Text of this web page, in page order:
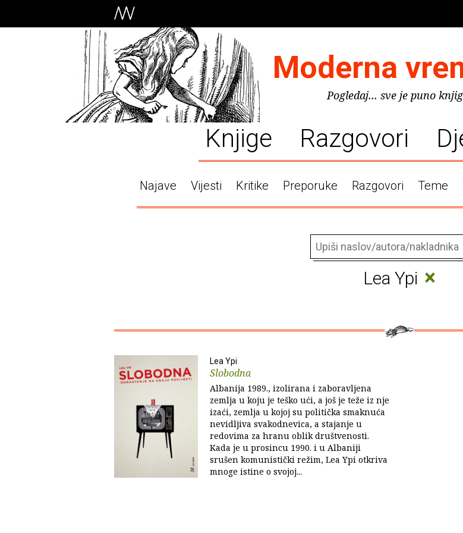
Moderna
Pogledaj... sve je puno
Knjige Razgovori
Najave Vijesti Kritike Preporuke Razgovori Teme
Lea Ypi ×
Lea Ypi
Slobodna
Albanija 1989., izolirana i zaboravljena
zemlja u koju je teško ući, a još je teže iz nje
izaći, zemlja u kojoj su politička smaknuća
nevidljiva svakodnevica, a stajanje u
redovima za hranu oblik društvenosti.
Kada je u prosincu 1990. i u Albaniji
srušen komunistički režim, Lea Ypi otkriva
mnoge istine o svojoj...